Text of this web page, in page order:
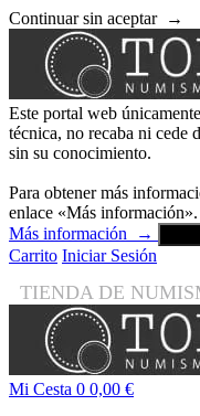
Continuar sin aceptar →
Este portal web
técnica, no recaba ni cede
sin su conocimiento.
Para obtener más
enlace «Más información».
Más información
→
Carrito Iniciar Sesión
TIENDA DE
Mi Cesta 0 0,00 €